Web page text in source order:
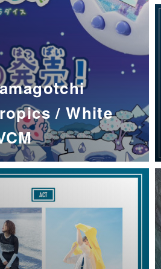
/ White